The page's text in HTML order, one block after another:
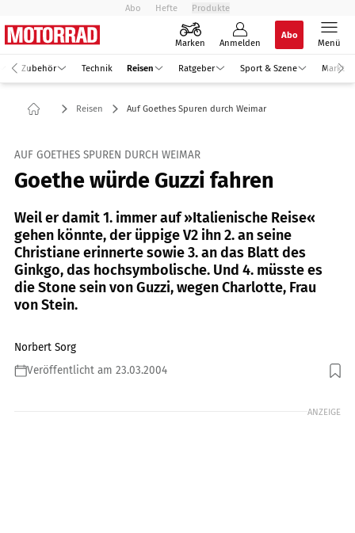
Abo Hefte Produkte
Marken Anmelden
Abo
Menü
Zubehör Technik Reisen Ratgeber Sport & Szene Markt
Reisen Auf Goethes Spuren durch Weimar
AUF GOETHES SPUREN DURCH WEIMAR
Goethe würde Guzzi fahren
Weil er damit 1. immer auf »Italienische Reise«
gehen könnte, der üppige V2 ihn 2. an seine
Christiane erinnerte sowie 3. an das Blatt des
Ginkgo, das hochsymbolische. Und 4. müsste es
die Stone sein von Guzzi, wegen Charlotte, Frau
von Stein.
Norbert Sorg
Veröffentlicht am 23.03.2004
Foto: Sorg
ANZEIGE